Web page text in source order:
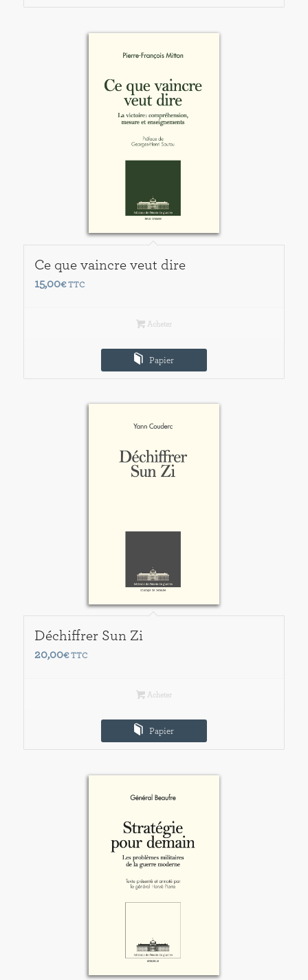
Ce que vaincre veut dire
15,00€ TTC
Acheter
Papier
Déchiffrer Sun Zi
20,00€ TTC
Acheter
Papier